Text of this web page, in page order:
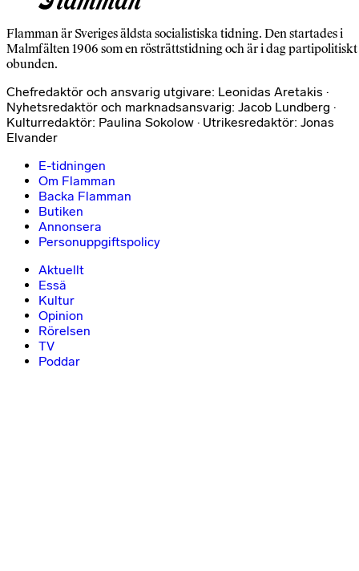
Flamman är Sveriges äldsta socialistiska tidning. Den startades i
Malmfälten 1906 som en rösträttstidning och är i dag partipolitiskt
obunden.
Chefredaktör och ansvarig utgivare: Leonidas Aretakis ·
Nyhetsredaktör och marknadsansvarig: Jacob Lundberg ·
Kulturredaktör: Paulina Sokolow · Utrikesredaktör: Jonas
Elvander
E-tidningen
Om Flamman
Backa Flamman
Butiken
Annonsera
Personuppgiftspolicy
Aktuellt
Essä
Kultur
Opinion
Rörelsen
TV
Poddar